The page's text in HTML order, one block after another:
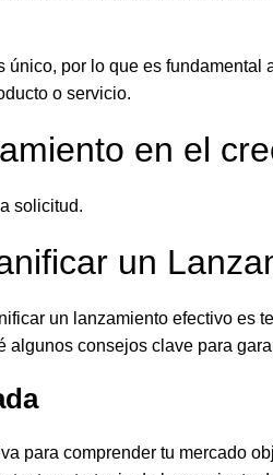
único, por lo que es fundamental
o servicio.
en el
solicitud.
un
un lanzamiento efectivo es
algunos consejos clave para
para comprender tu mercado